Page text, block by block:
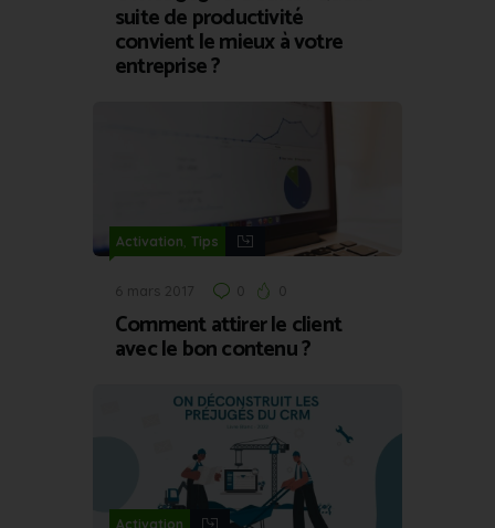
suite de productivité
convient le mieux à votre
entreprise ?
Activation, Tips
6 mars 2017 0 0
Comment attirer le client
avec le bon contenu ?
Activation